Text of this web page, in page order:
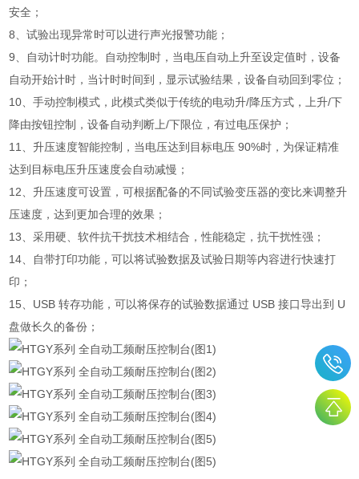
安全；
8、试验出现异常时可以进行声光报警功能；
9、自动计时功能。自动控制时，当电压自动上升至设定值时，设备
自动开始计时，当计时时间到，显示试验结果，设备自动回到零位；
10、手动控制模式，此模式类似于传统的电动升/降压方式，上升/下
降由按钮控制，设备自动判断上/下限位，有过电压保护；
11、升压速度智能控制，当电压达到目标电压 90%时，为保证精准
达到目标电压升压速度会自动减慢；
12、升压速度可设置，可根据配备的不同试验变压器的变比来调整升
压速度，达到更加合理的效果；
13、采用硬、软件抗干扰技术相结合，性能稳定，抗干扰性强；
14、自带打印功能，可以将试验数据及试验日期等内容进行快速打
印；
15、USB 转存功能，可以将保存的试验数据通过 USB 接口导出到 U
盘做长久的备份；